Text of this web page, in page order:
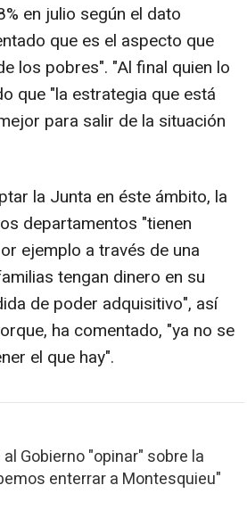
en julio según el dato
que es el aspecto que
los pobres". "Al final quien lo
que "la estrategia que está
para salir de la situación
la Junta en éste ámbito, la
departamentos "tienen
ejemplo a través de una
tengan dinero en su
de poder adquisitivo", así
ha comentado, "ya no se
el que hay".
Gobierno "opinar" sobre la
enterrar a Montesquieu"